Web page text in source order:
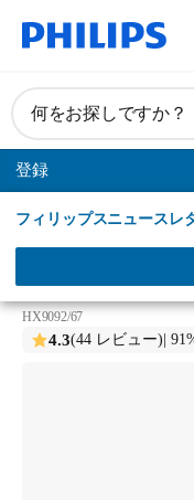
何をお探しですか？
登録
フィリップスニュースレ
A3 プレミアムオールインワ
ソニッケアー プレミ
ド
HX9092/67
4.3(44 レビュー) |